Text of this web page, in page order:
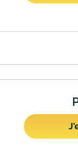
L'opération est